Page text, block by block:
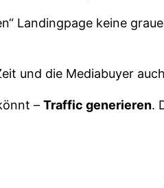
Landingpage keine
und die Mediabuyer
– Traffic generieren.